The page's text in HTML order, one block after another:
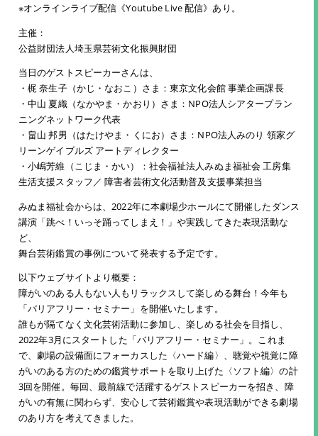
※オンラインライブ配信《Youtube Live 配信》あり。
主催：
公益財団法人埼玉県芸術文化振興財団
当日のゲストスピーカーさんは、
・梶 奈生子（かじ・なおこ）さま：東京文化会館 事業企画課長
・中山 夏織（なかやま・かおり）さま：NPO法人シアタープラン
ニングネットワーク代表
・畠山 邦男（はたけやま・くにお）さま：NPO法人みのり 領家グ
リーンゲイブルズ アートディレクター
・小嶋芳維（こじま・かい）：社会福祉法人みぬま福祉会 工房集
生活支援スタッフ／ 障害者芸術文化活動普及支援事業担当
みぬま福祉会からは、2022年に本劇場少ホールにて開催したダンス
講演「跳べ！いっそ踊ってしまえ！」や実践してきた表現活動な
ど、
舞台芸術鑑賞の事例について発表する予定です。
以下ウェブサイトより概要：
障がいのある人もない人もリラックスして楽しめる舞台！今年も
「バリアフリー・セミナー」を開催いたします。
誰もが隔てなく文化芸術活動に参加し、楽しめる社会を目指し、
2022年3月にスタートした「バリアフリー・セミナー」。これま
で、劇場の設備面にフォーカスした〈ハード編〉、聴覚や視覚に障
がいのある方のための鑑賞サポートを取り上げた〈ソフト編〉の計
3回を開催。毎回、最前線で活躍するゲストスピーカーを招き、障
がいの有無に関わらず、安心して芸術鑑賞や表現活動ができる劇場
のあり方を考えてきました。